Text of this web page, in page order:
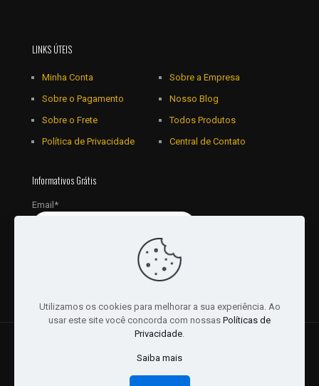
LINKS ÚTEIS
Minha Conta
Sobre o Pagamento
Sobre o Frete
Política de Privacidade
Sobre a Empresa
Nosso Blog
Todos Produtos
Central de Contato
Informativos Grátis
Email*
Distribuidora Ltda - CNPJ: 16757010/0001-06. | Desenvolvido
por:Websites Br
Utilizamos os cookies para melhorar a sua experiência. Ao
usar este site você concorda com nossas Políticas de
Privacidade.
Saiba mais